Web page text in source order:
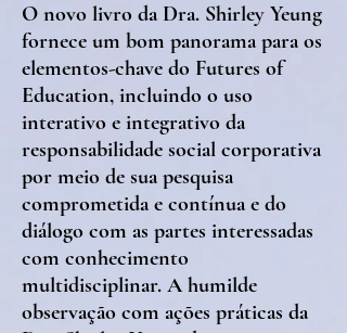
O novo livro da Dra. Shirley Yeung
fornece um bom panorama para os
elementos-chave do Futures of
Education, incluindo o uso
interativo e integrativo da
responsabilidade social corporativa
por meio de sua pesquisa
comprometida e contínua e do
diálogo com as partes interessadas
com conhecimento
multidisciplinar. A humilde
observação com ações práticas da